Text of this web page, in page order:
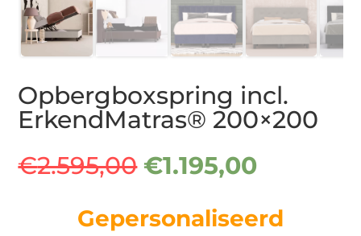
Opbergboxspring incl.
ErkendMatras® 200×200
€2.595,00 Oorspronkelijke
prijs
€2.595,00.
€1.195,00Huidige
is:
Gepersonaliseerd